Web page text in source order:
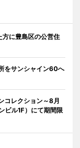
方に豊島区の公営住
をサンシャイン60へ
コレクション～8月
ビル1F）にて期間限